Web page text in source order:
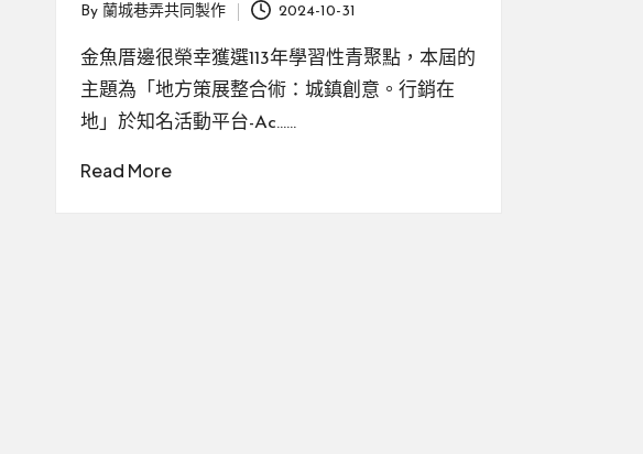
Posted
by
By 蘭城巷弄共同製作 2024-10-31
金魚厝邊很榮幸獲選113年學習性青聚點，本屆的
主題為「地方策展整合術：城鎮創意。行銷在
地」於知名活動平台-Ac……
Read More